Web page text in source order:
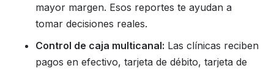
mayor margen. Esos reportes te ayudan a
tomar decisiones reales.
Control de caja multicanal: Las clínicas reciben
pagos en efectivo, tarjeta de débito, tarjeta de